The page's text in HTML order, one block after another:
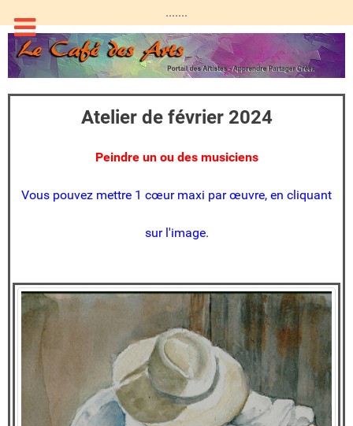
.......
Atelier de février 2024
Peindre un ou des musiciens
Vous pouvez mettre 1 cœur maxi par œuvre, en cliquant
sur l'image.